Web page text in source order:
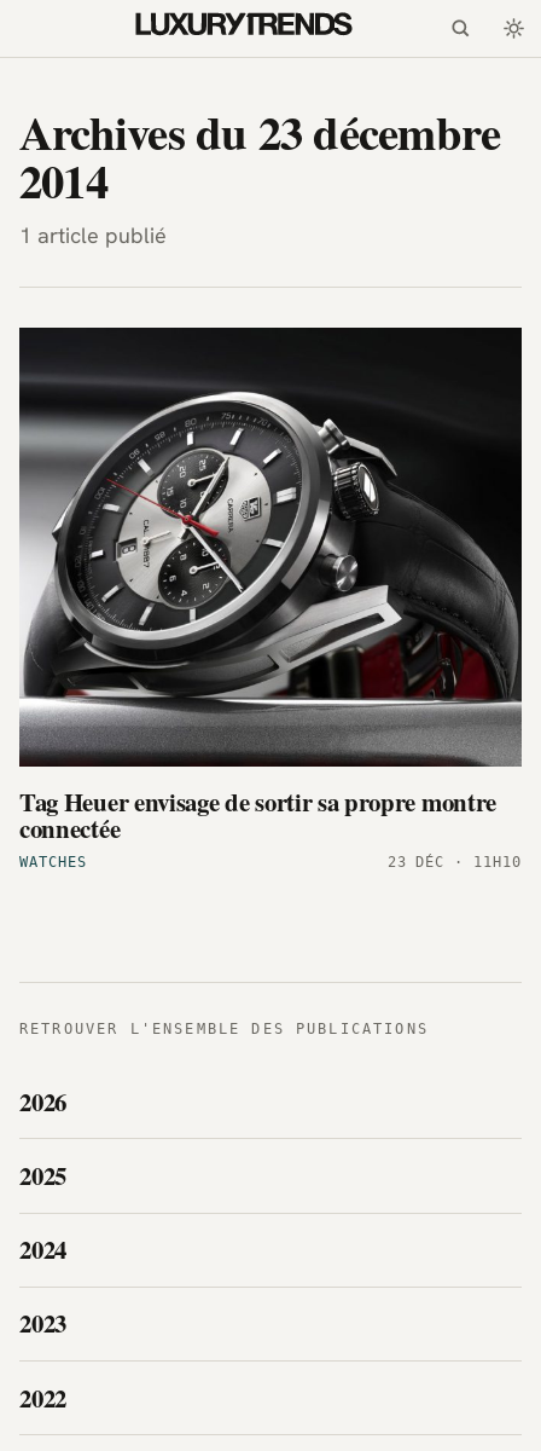
LuxuryTrends.fr —
Archives du 23 décembre
2014
1 article publié
WATCHES
Tag Heuer envisage de sortir sa propre montre
connectée
23 DÉC · 11H10
RETROUVER L'ENSEMBLE DES PUBLICATIONS
2026
2025
2024
2023
2022